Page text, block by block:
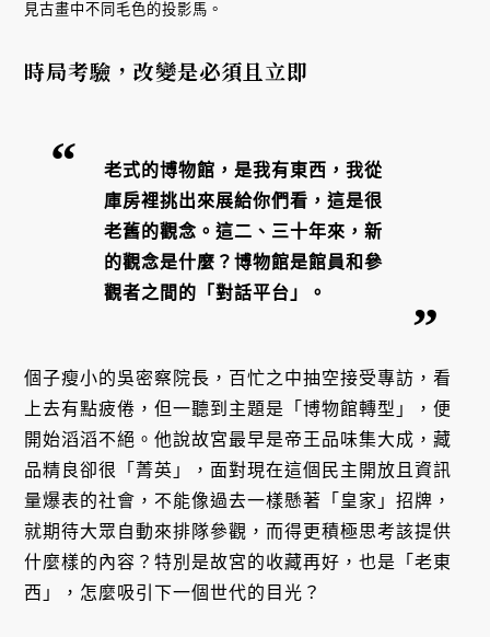
見古畫中不同毛色的投影馬。
時局考驗，改變是必須且立即
老式的博物館，是我有東西，我從
庫房裡挑出來展給你們看，這是很
老舊的觀念。這二、三十年來，新
的觀念是什麼？博物館是館員和參
觀者之間的「對話平台」。
個子瘦小的吳密察院長，百忙之中抽空接受專訪，看
上去有點疲倦，但一聽到主題是「博物館轉型」，便
開始滔滔不絕。他說故宮最早是帝王品味集大成，藏
品精良卻很「菁英」，面對現在這個民主開放且資訊
量爆表的社會，不能像過去一樣懸著「皇家」招牌，
就期待大眾自動來排隊參觀，而得更積極思考該提供
什麼樣的內容？特別是故宮的收藏再好，也是「老東
西」，怎麼吸引下一個世代的目光？